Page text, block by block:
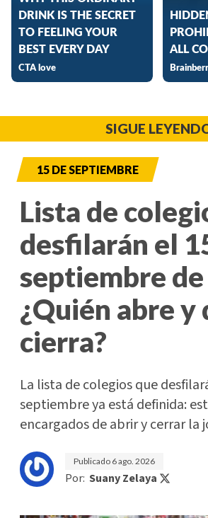
SIGUE
15 DE SEPTIEMBRE
Lista de
desfilarán el
septiembre
¿Quién abre y
cierra?
La lista de colegios que
septiembre ya está definida:
encargados de abrir y cerrar la
Publicado 6 ago. 2026
Por: Suany Zelaya